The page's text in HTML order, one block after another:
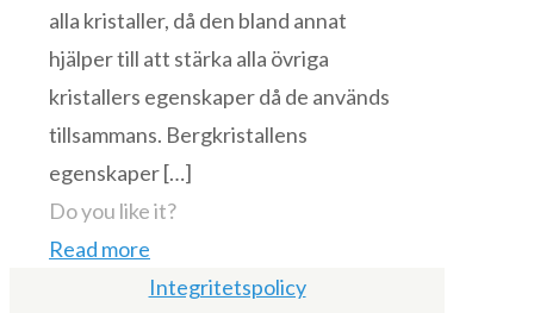
alla kristaller, då den bland annat
hjälper till att stärka alla övriga
kristallers egenskaper då de används
tillsammans. Bergkristallens
egenskaper[…]
Do you like it?
Read more
Integritetspolicy